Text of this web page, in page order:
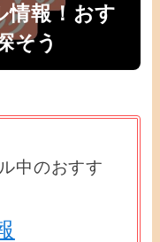
報！おす
そう
中のおすす